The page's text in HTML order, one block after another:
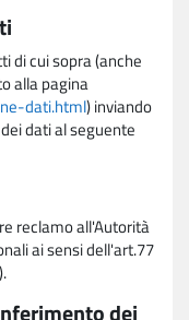
di cui sopra (anche
alla pagina
dati.html) inviando
dati al seguente
reclamo all'Autorità
ai sensi dell'art.77
dei